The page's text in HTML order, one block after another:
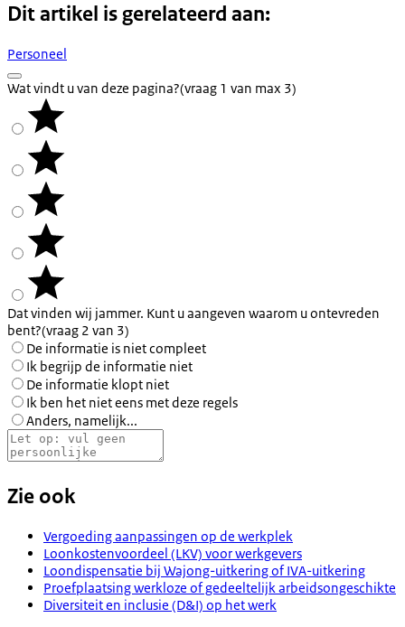
Dit artikel is gerelateerd aan:
Personeel
Wat vindt u van deze pagina?(vraag 1 van max 3)
Dat vinden wij jammer. Kunt u aangeven waarom u ontevreden
bent?(vraag 2 van 3)
De informatie is niet compleet
Ik begrijp de informatie niet
De informatie klopt niet
Ik ben het niet eens met deze regels
Anders, namelijk...
Zie ook
Vergoeding aanpassingen op de werkplek
Loonkostenvoordeel (LKV) voor werkgevers
Loondispensatie bij Wajong-uitkering of IVA-uitkering
Proefplaatsing werkloze of gedeeltelijk arbeidsongeschikte
Diversiteit en inclusie (D&I) op het werk